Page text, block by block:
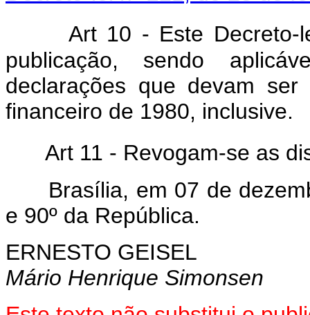
Art 10 - Este
publicação, sendo
declarações que devam
financeiro de 1980, inclusive.
Art 11 - Revogam-se as
Brasília, em 07 de
e 90º da República.
ERNESTO GEISEL
Mário Henrique Simonsen